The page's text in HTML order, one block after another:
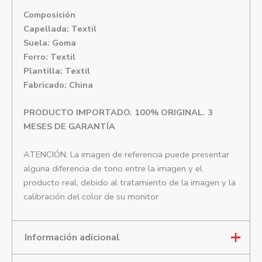
Composición
Capellada: Textil
Suela: Goma
Forro: Textil
Plantilla: Textil
Fabricado: China
PRODUCTO IMPORTADO. 100% ORIGINAL. 3
MESES DE GARANTÍA
ATENCIÓN: La imagen de referencia puede presentar
alguna diferencia de tono entre la imagen y el
producto real, debido al tratamiento de la imagen y la
calibración del color de su monitor
Información adicional